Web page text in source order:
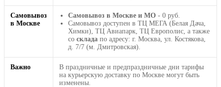
Самовывоз
в Москве
Самовывоз в Москве и МО - 0 руб.
Самовывоз доступен в ТЦ МЕГА (Белая Дача,
Химки), ТЦ Авиапарк, ТЦ Европолис, а также
со склада по адресу: г. Москва, ул. Костякова,
д. 7/7 (м. Дмитровская).
Важно
В праздничные и предпраздничные дни тарифы
на курьерскую доставку по Москве могут быть
изменены.